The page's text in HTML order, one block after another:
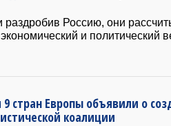
раздробив Россию, они
и политический
9 стран Европы объявили о
коалиции